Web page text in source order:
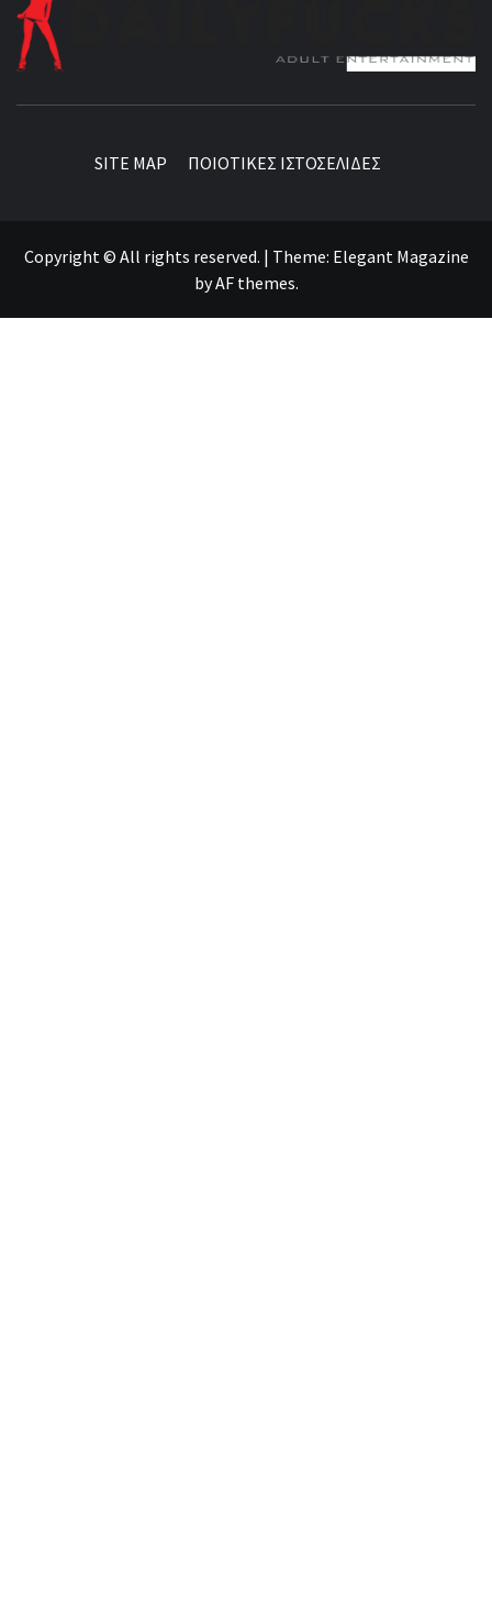
SITE MAP ΠΟΙΟΤΙΚΕΣ ΙΣΤΟΣΕΛΙΔΕΣ
Copyright © All rights reserved. | Theme: Elegant Magazine
byAF themes.